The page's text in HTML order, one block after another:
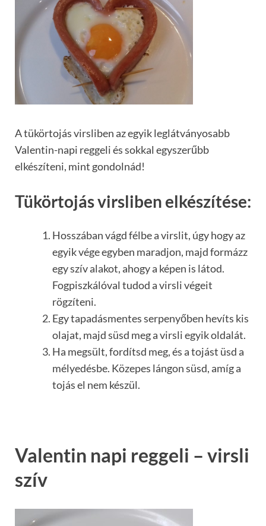
A tükörtojás virsliben az egyik leglátványosabb
Valentin-napi reggeli és sokkal egyszerűbb
elkészíteni, mint gondolnád!
Tükörtojás virsliben elkészítése:
Hosszában vágd félbe a virslit, úgy hogy az
egyik vége egyben maradjon, majd formázz
egy szív alakot, ahogy a képen is látod.
Fogpiszkálóval tudod a virsli végeit
rögzíteni.
Egy tapadásmentes serpenyőben hevíts kis
olajat, majd süsd meg a virsli egyik oldalát.
Ha megsült, fordítsd meg, és a tojást üsd a
mélyedésbe. Közepes lángon süsd, amíg a
tojás el nem készül.
Valentin napi reggeli – virsli
szív